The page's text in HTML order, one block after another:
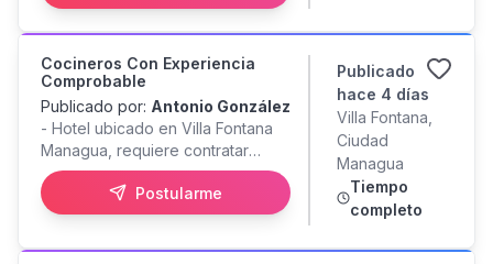
hacerlo, estás aceptando que la
deuda es tuya y perdés el
derecho a reclamar. ¡Primero
revisá si tu factura tiene un error
de lectura o un cobro atípico! En
la Oficina Virtual de Asesoría al
Consumidor te ayudamos a
defender tu bolsillo: Analizamos e
investigamos tu historial: ¡100%
GRATIS! Redactamos tu escrito
Córdobas. Atención 100% Digital:
Cocineros Con Experiencia
Comprobable
Publicado por: Antonio González
- Hotel ubicado en Villa Fontana
Managua, requiere contratar
Supervisores de Cocina,
Cocineros y Steward con
Experiencia comprobable. -
Postularme
Publicado
hace 4 días
Villa Fontana,
Ciudad
Managua
Tiempo
completo